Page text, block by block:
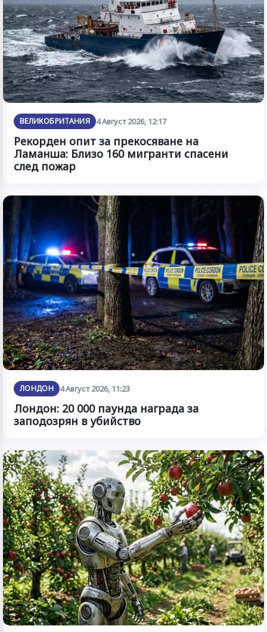
ВЕЛИКОБРИТАНИЯ 4 Август 2026, 12:17
Рекорден опит за прекосяване на
Ламанша: Близо 160 мигранти спасени
след пожар
ЛОНДОН 4 Август 2026, 11:23
Лондон: 20 000 паунда награда за
заподозрян в убийство